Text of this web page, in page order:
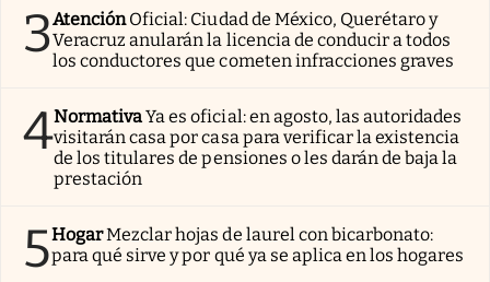
3AtenciónOficial: Ciudad de México, Querétaro y
Veracruz anularán la licencia de conducir a todos
los conductores que cometen infracciones graves
4NormativaYa es oficial: en agosto, las autoridades
visitarán casa por casa para verificar la existencia
de los titulares de pensiones o les darán de baja la
prestación
5HogarMezclar hojas de laurel con bicarbonato:
para qué sirve y por qué ya se aplica en los hogares